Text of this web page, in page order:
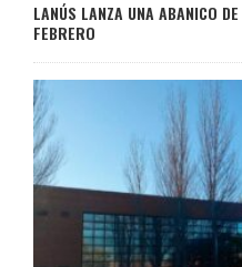
LANÚS LANZA UNA ABANICO
FEBRERO